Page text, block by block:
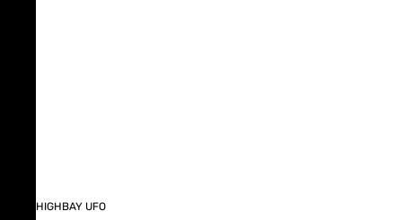
HIGHBAY UFO